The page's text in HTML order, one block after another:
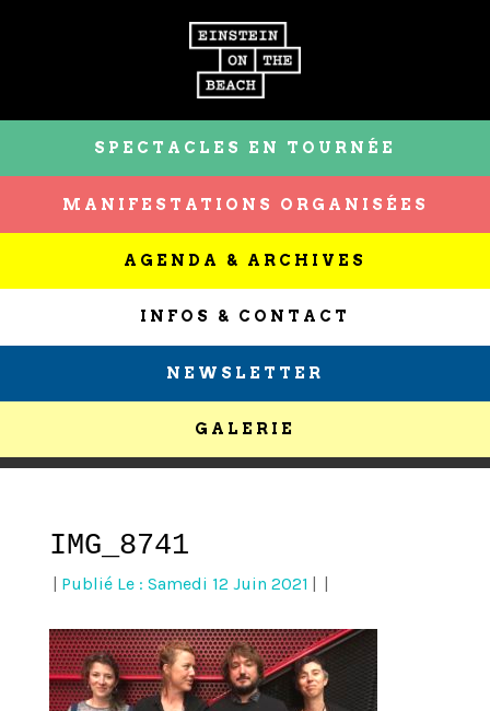
SPECTACLES EN TOURNÉE
MANIFESTATIONS ORGANISÉES
AGENDA & ARCHIVES
INFOS & CONTACT
NEWSLETTER
GALERIE
IMG_8741
Publié Le : Samedi 12 Juin 2021